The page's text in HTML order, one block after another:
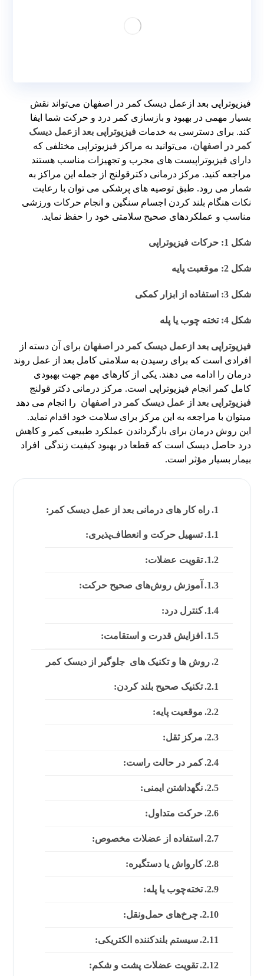
فیزیوتراپی بعد ازعمل دیسک کمر در اصفهان می‌تواند نقش
بسیار مهمی در بهبود و بازسازی کمر درد و حرکت شما ایفا
کند. برای دسترسی به خدمات فیزیوتراپی بعد ازعمل دیسک
کمر در اصفهان، می‌توانید به مراکز فیزیوتراپی مختلفی که
دارای فیزیوتراپیست‌ های مجرب و تجهیزات مناسب هستند
مراجعه کنید. مرکز درمانی دکترقولنج از جمله این مراکز به
شمار می رود. طبق توصیه های پرشکی می توان با رعایت
نکات هنگام بلند کردن اجسام سنگین و انجام حرکات ورزشی
مناسب و عملکردهای صحیح سلامتی خود را حفظ نماید.
شکل 1: حرکات فیزیوتراپی
شکل 2: موقعبت پایه
شکل 3: استفاده از ابزار کمکی
شکل 4: تخته چوب یا پله
فیزیوتراپی بعد ازعمل دیسک کمر در اصفهان برای آن دسته از
افرادی است که برای رسیدن به سلامتی کامل بعد از عمل روند
درمان را ادامه می دهند. یکی از کارهای مهم جهت بهبودی
کامل کمر انجام فیزیوتراپی است. مرکز درمانی دکتر قولنج
فیزیوتراپی بعد از عمل دیسک کمر در اصفهان را انجام می دهد
میتوان با مراجعه به این مرکز برای سلامت خود اقدام نماید.
این روش درمان برای بازگرداندن عملکرد طبیعی کمر و کاهش
درد حاصل دیسک است که قطعا در بهبود کیفیت زندگی افراد
بیمار بسیار مؤثر است.
راه کار های درمانی بعد از عمل دیسک کمر:
تسهیل حرکت و انعطاف‌پذیری:
تقویت عضلات:
آموزش روش‌های صحیح حرکت:
کنترل درد:
افزایش قدرت و استقامت:
روش ها و تکنیک های جلوگیر از دیسک کمر
تکنیک صحیح بلند کردن:
موقعیت پایه:
مرکز ثقل:
کمر در حالت راست:
نگهداشتن ایمنی:
حرکت متداول:
استفاده از عضلات مخصوص:
کارواش یا دستگیره:
تخته‌چوب یا پله:
چرخ‌های حمل‌ونقل:
سیستم بلندکننده الکتریکی:
تقویت عضلات پشت و شکم: